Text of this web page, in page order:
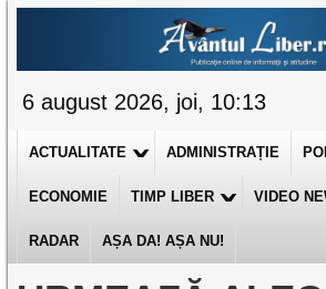
6 august 2026, joi, 10:13
ACTUALITATE ADMINISTRAȚIE
ECONOMIE TIMP LIBER VIDEO
RADAR AȘA DA! AȘA NU!